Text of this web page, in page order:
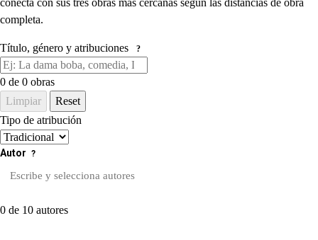
conecta con sus tres obras más cercanas según las distancias de obra
completa.
Título, género y atribuciones ?
0 de 0 obras
Limpiar
Reset
Tipo de atribución
Autor ?
0 de 10 autores